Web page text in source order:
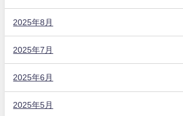
2025年8月
2025年7月
2025年6月
2025年5月